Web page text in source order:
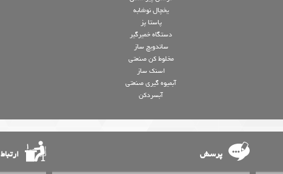
یخچال نوشابه
پاستا پز
دستگاه خمیرگیر
ساندویچ ساز
مخلوط کن صنعتی
اسنک ساز
آبمیوه گیری صنعتی
آبسردکن
پرسش ارتباط